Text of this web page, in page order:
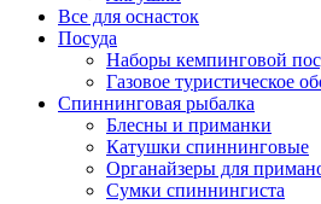
Все для оснасток
Посуда
Наборы кемпинговой
Газовое туристическое
Спиннинговая рыбалка
Блесны и приманки
Катушки спиннинговые
Органайзеры для
Сумки спиннингиста